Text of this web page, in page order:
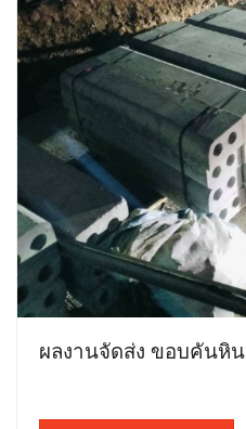
ผลงานจัดส่ง ขอบคันหิน